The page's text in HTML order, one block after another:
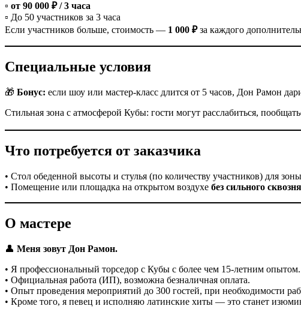
▫️ от 90 000 ₽ / 3 часа
▫️ До 50 участников за 3 часа
Если участников больше, стоимость — 1 000 ₽за каждого
Специальные условия
🎁 Бонус: если шоу или мастер-класс длится от 5 часов, Дон Рамон
Стильная зона с атмосферой Кубы: гости могут расслабиться,
Что потребуется от заказчика
• Стол обеденной высоты и стулья (по количеству участников) для
• Помещение или площадка на открытом воздухе без сильного
О мастере
👤 Меня зовут Дон Рамон.
• Я профессиональный торседор с Кубы с более чем 15-летним опытом.
• Официальная работа (ИП), возможна безналичная оплата.
• Опыт проведения мероприятий до 300 гостей, при необходимости
• Кроме того, я певец и исполняю латинские хиты — это станет